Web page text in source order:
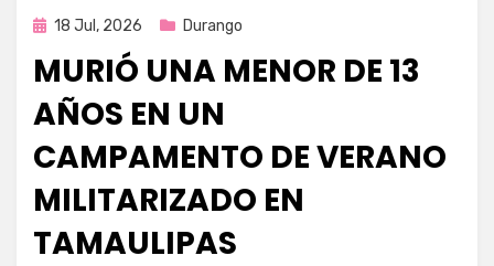
Publicada
18 Jul, 2026 Durango
MURIÓ UNA MENOR DE 13
AÑOS EN UN
CAMPAMENTO DE VERANO
MILITARIZADO EN
TAMAULIPAS